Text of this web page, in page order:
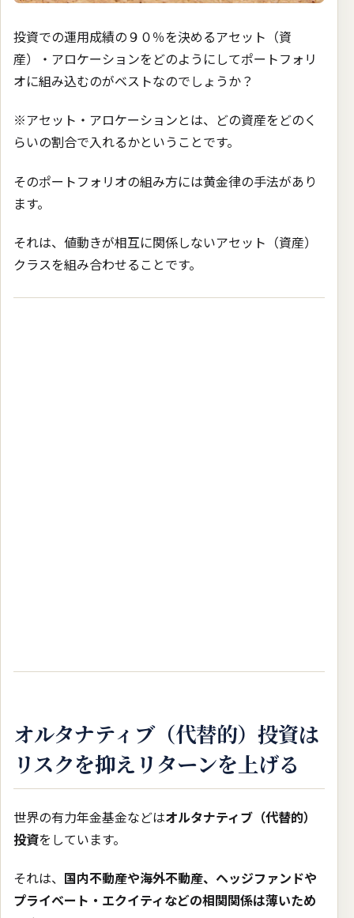
投資での運用成績の９０％を決めるアセット（資
産）・アロケーションをどのようにしてポートフォリ
オに組み込むのがベストなのでしょうか？
※アセット・アロケーションとは、どの資産をどのく
らいの割合で入れるかということです。
そのポートフォリオの組み方には黄金律の手法があり
ます。
それは、値動きが相互に関係しないアセット（資産）
クラスを組み合わせることです。
オルタナティブ（代替的）投資は
リスクを抑えリターンを上げる
世界の有力年金基金などはオルタナティブ（代替的）
投資をしています。
それは、 国内不動産や海外不動産、ヘッジファンドや
プライベート・エクイティなどの相関関係は薄いため